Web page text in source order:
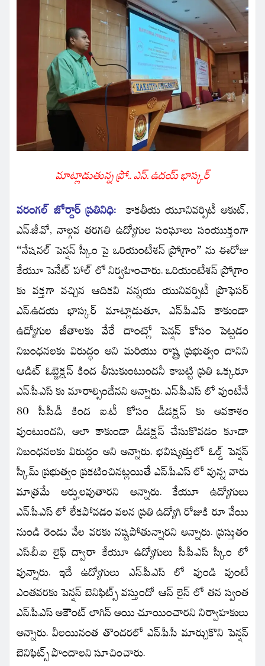
మాట్లాడుతున్నప్రో.. ఎన్. ఉదయ్ భాస్కర్
వరంగల్ జోర్దార్ ప్రతినిధి: కాకతీయ యూనివర్సిటీ అకుట్,
ఎన్.జీ.వో, నాల్గవ తరగతి ఉద్యోగుల సంఘాలు సంయుక్తంగా
“నేషనల్ పెన్షన్ స్కీం పై ఒరియంటేశన్ ప్రోగ్రాం” ను ఈరోజు
కేయూ సెనేట్ హాల్ లో నిర్వహించారు.ఒరియంటేశన్ ప్రోగ్రాం
కు వక్తగా వచ్చిన ఆదికవి నన్నయ యునివర్సిటీ ప్రొఫెసర్
ఎన్.ఉదయ భాస్కర్ మాట్లాడుతూ, ఎన్.పీ.ఎస్ కాకుండా
ఉద్యోగుల జీతాలకు వేరే దాంట్లో పెన్షన్ కోసం పెట్టడం
నిబంధనలకు విరుద్ధం అని మరియు రాష్ట్ర ప్రభుత్వం దానిని
ఆడిట్ ఓబ్జెక్షన్ కింద తీసుకుంటుందనీ కాబట్టి ప్రతి ఒక్కరూ
ఎన్.పీ.ఎస్ కు మారాల్సిందేనని అన్నారు. ఎన్.పీ.ఎస్ లో వుంటేనే
80 సీ.సీ.డీ కింద ఐ.టీ కోసం డీడక్షన్ కు అవకాశం
వుంటుందని, అలా కాకుండా డీడక్షన్ చేసుకొవడం కూడా
నిబంధనలకు విరుద్ధం అని అన్నారు. భవిష్యత్తులో ఓల్డ్ పెన్షన్
స్కీమ్ ప్రభుత్వం ప్రకటించినట్లయితే ఎన్.పీ.ఎస్ లో వున్న వారు
మాత్రమే అర్హులవుతారని అన్నారు. కేయూ ఉద్యోగులు
ఎన్.పీ.ఎస్ లో లేకపోవడం వలన ప్రతి ఉద్యోగి రోజుకి రూ వేయి
నుండి రెండు వేల వరకు నష్టపోతున్నారని అన్నారు. ప్రస్తుతం
ఎస్.బీ.ఐ లైఫ్ ద్వారా కేయూ ఉద్యోగులు సీ.పీ.ఎస్ స్కీం లో
వున్నారు. ఇదే ఉద్యోగులు ఎన్.పీ.ఎస్ లో వుండి వుంటే
ఎంతవరకు పెన్షన్ బెనిఫిట్స్ వస్తుందో ఆన్ లైన్ లో తన స్వంత
ఎన్.పీ.ఎస్ అకౌంట్ లాగిన్ అయి చూయించారని నిర్వాహకులు
అన్నారు. వీలయినంత తొందరలో ఎన్.పీ.సీ మార్చుకొని పెన్షన్
బెనిఫిట్స్ పొందాలని సూచించారు.